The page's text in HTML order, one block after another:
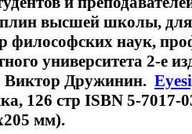
высшей школы, для
философских наук,
университета 2-е
Виктор Дружинин.
126 стр ISBN 5-
мм).